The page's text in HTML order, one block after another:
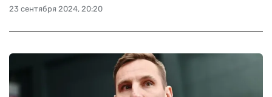
23 сентября 2024, 20:20